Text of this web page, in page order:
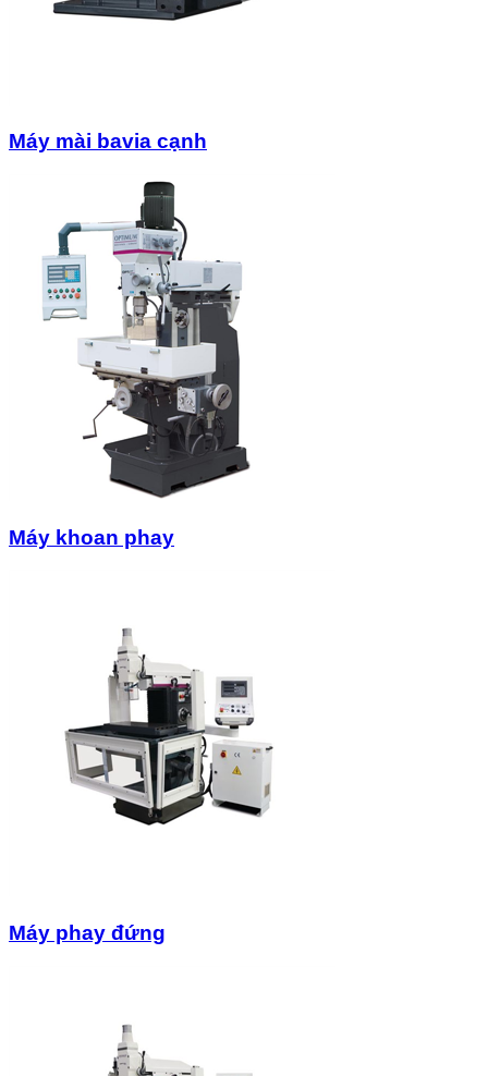
Máy mài bavia cạnh
Máy khoan phay
Máy phay đứng